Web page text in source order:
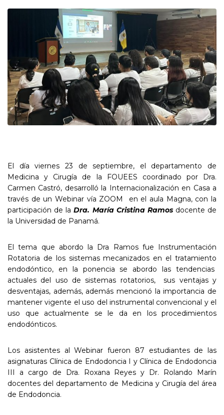
El día viernes 23 de septiembre, el departamento de
Medicina y Cirugía de la FOUEES coordinado por Dra.
Carmen Castró, desarrolló la Internacionalización en Casa a
través de un Webinar vía ZOOM en el aula Magna, con la
participación de laDra. María Cristina Ramosdocente de
la Universidad de Panamá.
El tema que abordo la Dra Ramos fue Instrumentación
Rotatoria de los sistemas mecanizados en el tratamiento
endodóntico, en la ponencia se abordo las tendencias
actuales del uso de sistemas rotatorios, sus ventajas y
desventajas, además, además mencionó la importancia de
mantener vigente el uso del instrumental convencional y el
uso que actualmente se le da en los procedimientos
endodónticos.
Los asistentes al Webinar fueron 87 estudiantes de las
asignaturas Clínica de Endodoncia I y Clínica de Endodoncia
III a cargo de Dra. Roxana Reyes y Dr. Rolando Marín
docentes del departamento de Medicina y Cirugía del área
de Endodoncia.